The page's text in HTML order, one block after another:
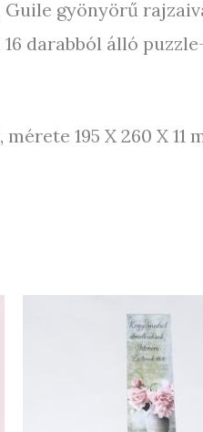
gyönyörű
16 darabból álló
195 X 260 X